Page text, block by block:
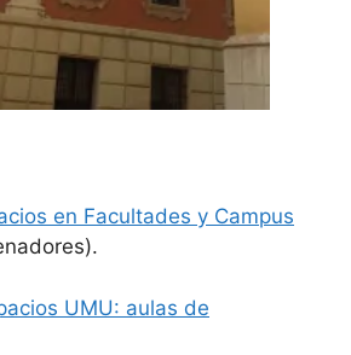
en Facultades y Campus
UMU: aulas de